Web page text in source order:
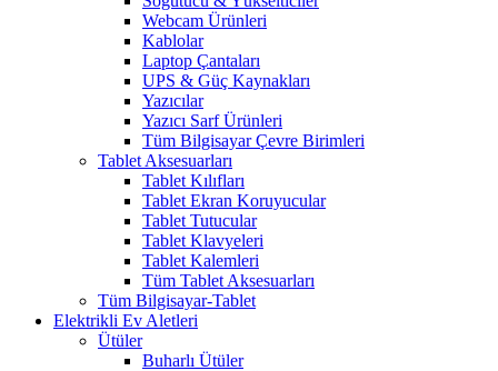
Webcam Ürünleri
Kablolar
Laptop Çantaları
UPS & Güç Kaynakları
Yazıcılar
Yazıcı Sarf Ürünleri
Tüm Bilgisayar Çevre Birimleri
Tablet Aksesuarları
Tablet Kılıfları
Tablet Ekran Koruyucular
Tablet Tutucular
Tablet Klavyeleri
Tablet Kalemleri
Tüm Tablet Aksesuarları
Tüm Bilgisayar-Tablet
Elektrikli Ev Aletleri
Ütüler
Buharlı Ütüler